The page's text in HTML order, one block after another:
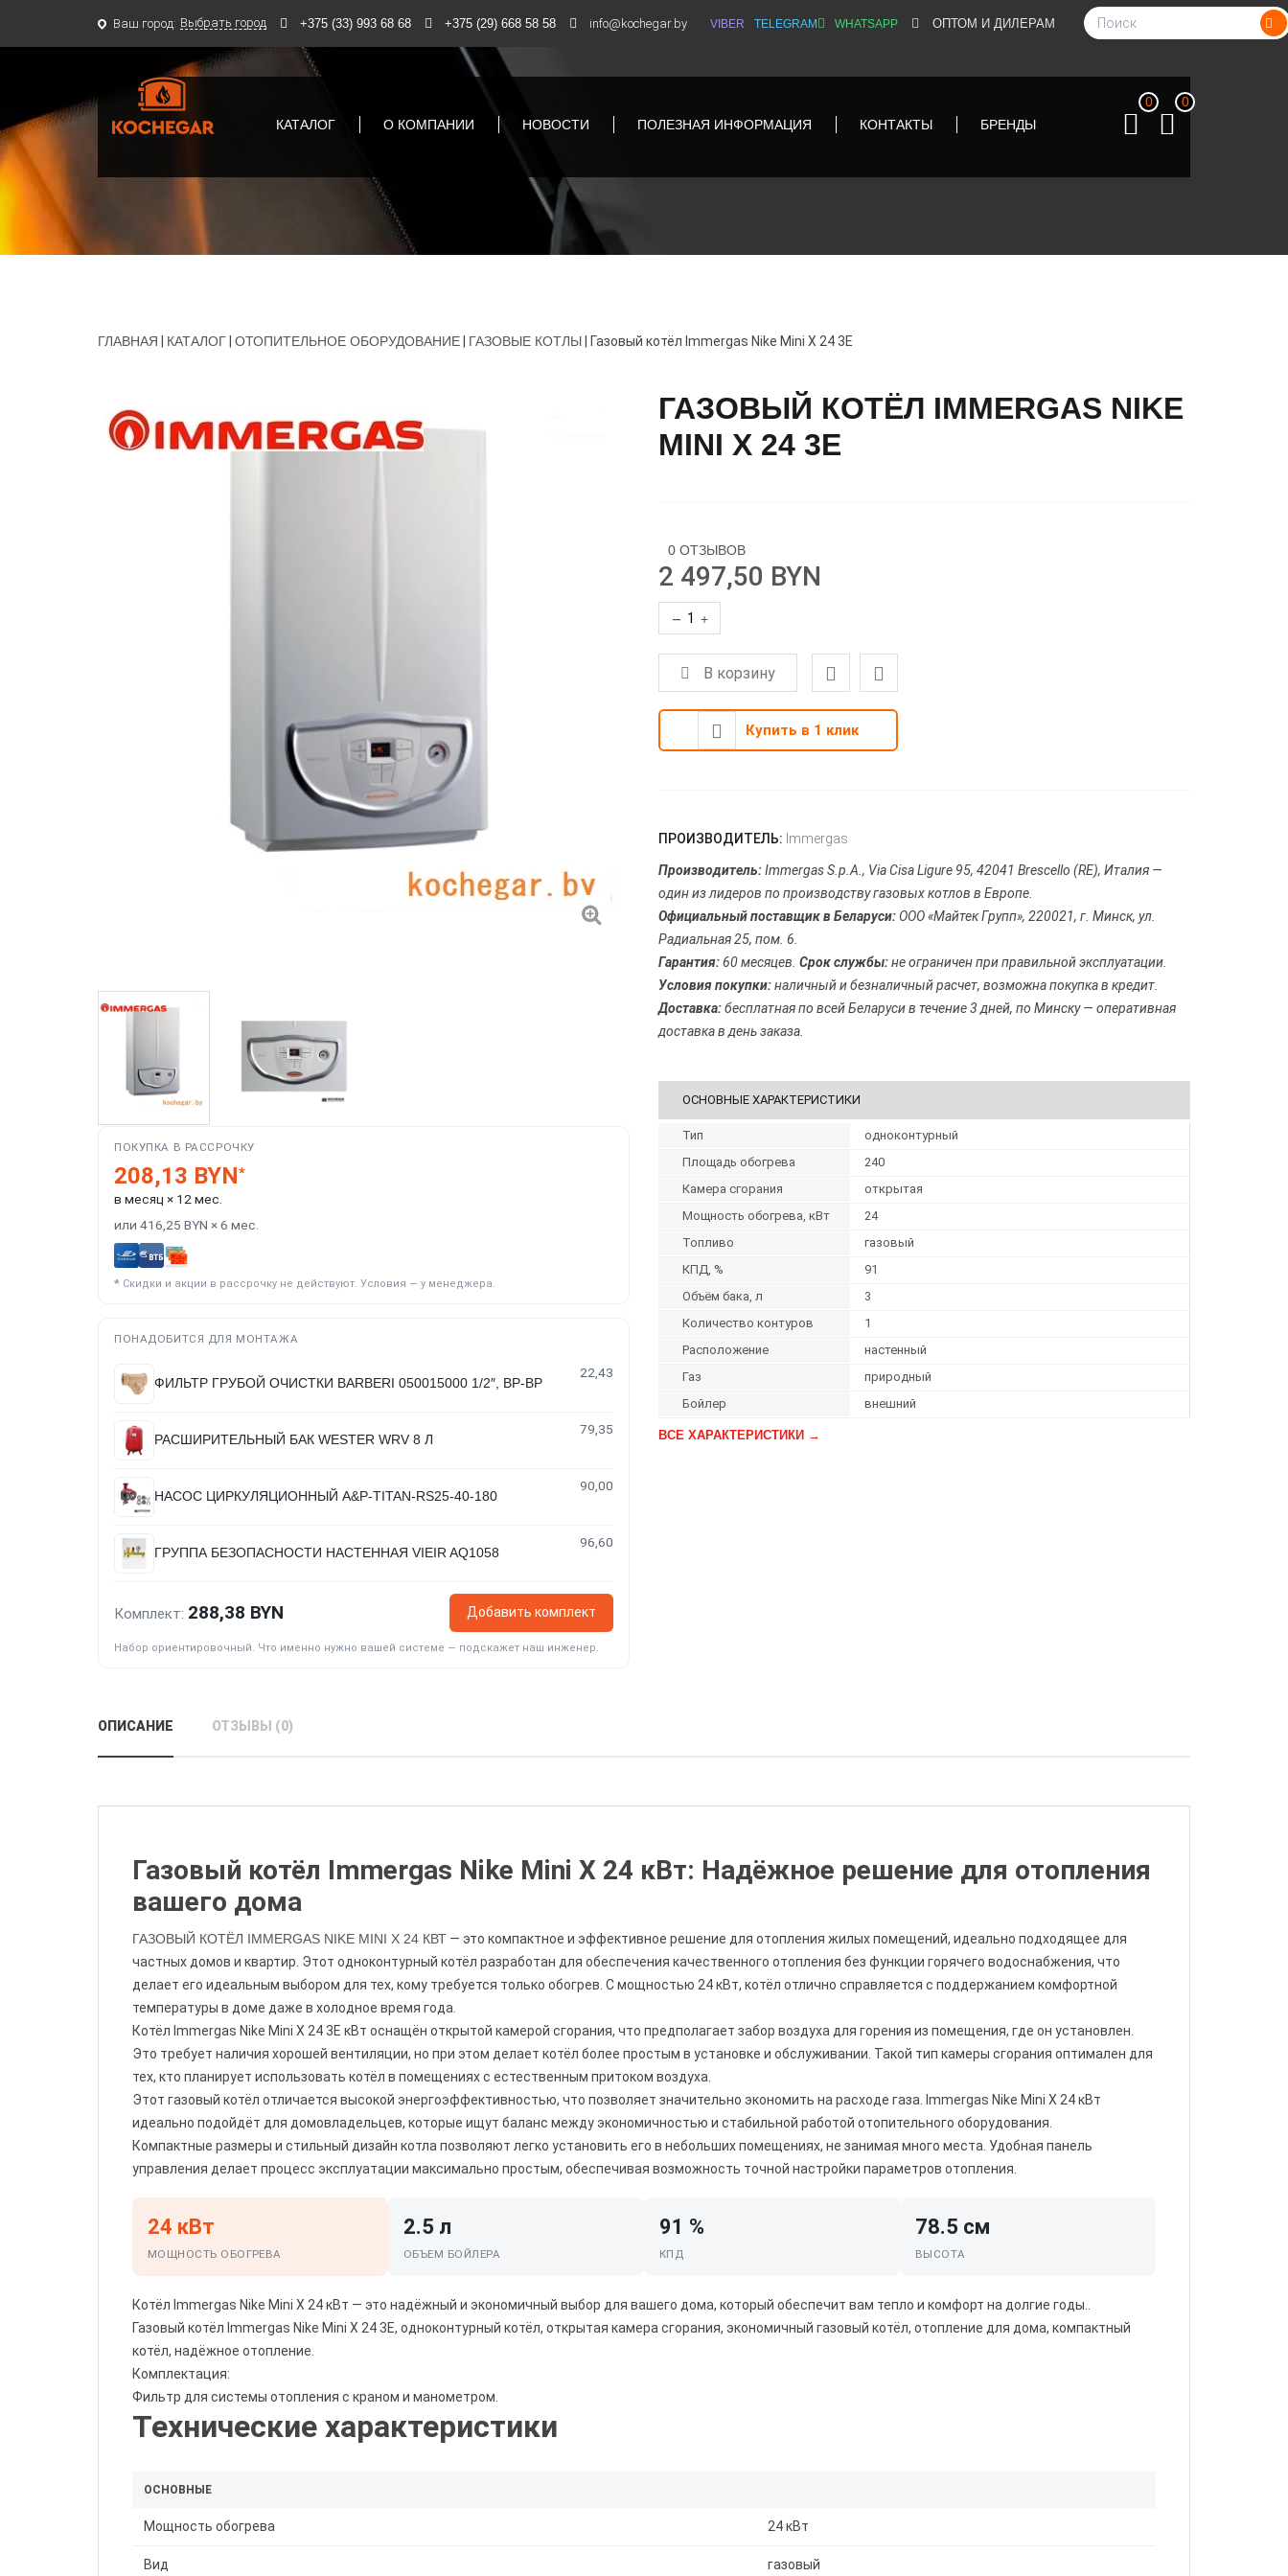
Ваш город: Выбрать город +375 (33) 993 68 68 +375 (29) 668 58 58 info@kochegar.by VIBER TELEGRAM WHATSAPP ОПТОМ И ДИЛЕРАМ
КАТАЛОГ О КОМПАНИИ НОВОСТИ ПОЛЕЗНАЯ ИНФОРМАЦИЯ КОНТАКТЫ БРЕНДЫ
0 0
ГЛАВНАЯ КАТАЛОГ ОТОПИТЕЛЬНОЕ ОБОРУДОВАНИЕ ГАЗОВЫЕ КОТЛЫ Газовый котёл Immergas Nike Mini X 24 3E
ПОКУПКА В РАССРОЧКУ
208,13 BYN*
в месяц × 12 мес.
или 416,25 BYN × 6 мес.
* Скидки и акции в рассрочку не действуют. Условия — у менеджера.
ПОНАДОБИТСЯ ДЛЯ МОНТАЖА
ФИЛЬТР ГРУБОЙ ОЧИСТКИ BARBERI 050015000 1/2″, ВР-ВР
22,43
РАСШИРИТЕЛЬНЫЙ БАК WESTER WRV 8 Л
79,35
НАСОС ЦИРКУЛЯЦИОННЫЙ A&P-TITAN-RS25-40-180
90,00
ГРУППА БЕЗОПАСНОСТИ НАСТЕННАЯ VIEIR AQ1058
96,60
Комплект: 288,38 BYN Добавить комплект
Набор ориентировочный. Что именно нужно вашей системе — подскажет наш инженер.
ГАЗОВЫЙ КОТЁЛ IMMERGAS NIKE
MINI X 24 3E
0 ОТЗЫВОВ
2 497,50 BYN
− +
В корзину
Купить в 1 клик
ПРОИЗВОДИТЕЛЬ: Immergas
Производитель:Immergas S.p.A., Via Cisa Ligure 95, 42041 Brescello (RE), Италия —
один из лидеров по производству газовых котлов в Европе.
Официальный поставщик в Беларуси:ООО «Майтек Групп», 220021, г. Минск, ул.
Радиальная 25, пом. 6.
Гарантия:60 месяцев. Срок службы:не ограничен при правильной эксплуатации.
Условия покупки:наличный и безналичный расчет, возможна покупка в кредит.
Доставка:бесплатная по всей Беларуси в течение 3 дней, по Минску — оперативная
доставка в день заказа.
ОСНОВНЫЕ ХАРАКТЕРИСТИКИ
Тип
одноконтурный
Площадь обогрева
240
Камера сгорания
открытая
Мощность обогрева, кВт
24
Топливо
газовый
КПД, %
91
Объём бака, л
3
Количество контуров
1
Расположение
настенный
Газ
природный
Бойлер
внешний
ВСЕ ХАРАКТЕРИСТИКИ →
ОПИСАНИЕ ОТЗЫВЫ (0)
Газовый котёл Immergas Nike Mini X 24 кВт: Надёжное решение для отопления
вашего дома
ГАЗОВЫЙ КОТЁЛ IMMERGAS NIKE MINI X 24 КВТ — это компактное и эффективное решение для отопления жилых помещений, идеально подходящее для
частных домов и квартир. Этот одноконтурный котёл разработан для обеспечения качественного отопления без функции горячего водоснабжения, что
делает его идеальным выбором для тех, кому требуется только обогрев. С мощностью 24 кВт, котёл отлично справляется с поддержанием комфортной
температуры в доме даже в холодное время года.
Котёл Immergas Nike Mini X 24 3E кВт оснащён открытой камерой сгорания, что предполагает забор воздуха для горения из помещения, где он установлен.
Это требует наличия хорошей вентиляции, но при этом делает котёл более простым в установке и обслуживании. Такой тип камеры сгорания оптимален для
тех, кто планирует использовать котёл в помещениях с естественным притоком воздуха.
Этот газовый котёл отличается высокой энергоэффективностью, что позволяет значительно экономить на расходе газа. Immergas Nike Mini X 24 кВт
идеально подойдёт для домовладельцев, которые ищут баланс между экономичностью и стабильной работой отопительного оборудования.
Компактные размеры и стильный дизайн котла позволяют легко установить его в небольших помещениях, не занимая много места. Удобная панель
управления делает процесс эксплуатации максимально простым, обеспечивая возможность точной настройки параметров отопления.
24 кВт
МОЩНОСТЬ ОБОГРЕВА
2.5 л
ОБЪЕМ БОЙЛЕРА
91 %
КПД
78.5 см
ВЫСОТА
Котёл Immergas Nike Mini X 24 кВт — это надёжный и экономичный выбор для вашего дома, который обеспечит вам тепло и комфорт на долгие годы..
Газовый котёл Immergas Nike Mini X 24 3E, одноконтурный котёл, открытая камера сгорания, экономичный газовый котёл, отопление для дома, компактный
котёл, надёжное отопление.
Комплектация:
Фильтр для системы отопления с краном и манометром.
Технические характеристики
ОСНОВНЫЕ
Мощность обогрева 24 кВт
Вид газовый